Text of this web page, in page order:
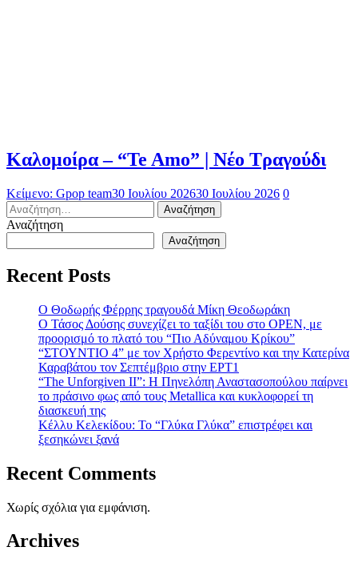
Καλομοίρα – “Te Amo” | Νέο Τραγούδι
Κείμενο: Gpop team30 Ιουλίου 202630 Ιουλίου 2026 0
Αναζήτηση
για:
Αναζήτηση
Αναζήτηση
Recent Posts
Ο Θοδωρής Φέρρης τραγουδά Μίκη Θεοδωράκη
Ο Τάσος Δούσης συνεχίζει το ταξίδι του στο OPEN, με
προορισμό το πλατό του “Πιο Αδύναμου Κρίκου”
“ΣΤΟΥΝΤΙΟ 4” με τον Χρήστο Φερεντίνο και την Κατερίνα
Καραβάτου τον Σεπτέμβριο στην ΕΡΤ1
“The Unforgiven II”: Η Πηνελόπη Αναστασοπούλου παίρνει
το πράσινο φως από τους Metallica και κυκλοφορεί τη
διασκευή της
Κέλλυ Κελεκίδου: Το “Γλύκα Γλύκα” επιστρέφει και
ξεσηκώνει ξανά
Recent Comments
Χωρίς σχόλια για εμφάνιση.
Archives